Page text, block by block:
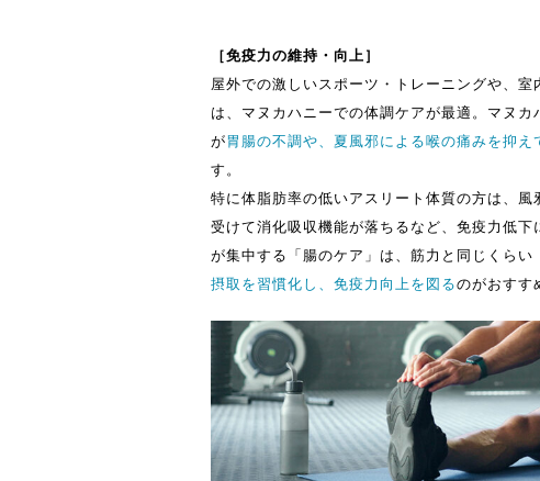
［免疫力の維持・向上］
屋外での激しいスポーツ・トレーニングや、
は、マヌカハニーでの体調ケアが最適。マヌ
が胃腸の不調や、夏風邪による喉の痛みを抑
す。
特に体脂肪率の低いアスリート体質の方は、
受けて消化吸収機能が落ちるなど、免疫力低
が集中する「腸のケア」は、筋力と同じくらい
摂取を習慣化し、免疫力向上を図るのがおすす